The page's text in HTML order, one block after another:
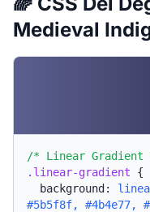
Medieval
/* Linear
.linear-gradient {
background:
#5b5f8f, #4b4e77,